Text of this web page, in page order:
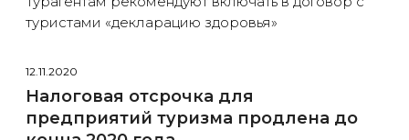
туристами «декларацию здоровья»
12.11.2020
Налоговая отсрочка для
предприятий туризма продлена до